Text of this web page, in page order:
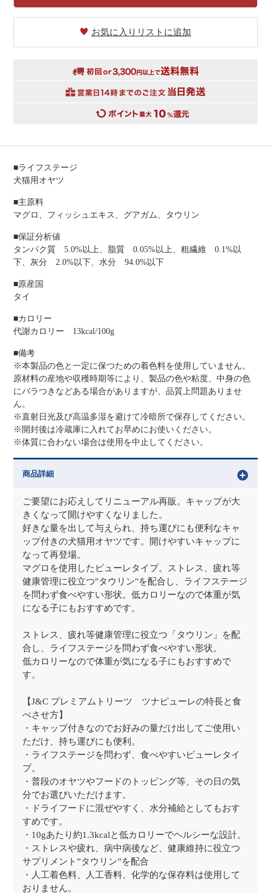
お気に入りリストに追加
■ライフステージ
犬猫用オヤツ
■主原料
マグロ、フィッシュエキス、グアガム、タウリン
■保証分析値
タンパク質 5.0%以上、脂質 0.05%以上、粗繊維 0.1%以
下、灰分 2.0%以下、水分 94.0%以下
■原産国
タイ
■カロリー
代謝カロリー 13kcal/100g
■備考
※本製品の色と一定に保つための着色料を使用していません。
原材料の産地や収穫時期等により、製品の色や粘度、中身の色
にバラつきなどある場合がありますが、品質上問題ありませ
ん。
※直射日光及び高温多湿を避けて冷暗所で保存してください。
※開封後は冷蔵庫に入れてお早めにお使いください。
※体質に合わない場合は使用を中止してください。
商品詳細
ご要望にお応えしてリニューアル再販。キャップが大
きくなって開けやすくなりました。
好きな量を出して与えられ、持ち運びにも便利なキャ
ップ付きの犬猫用オヤツです。開けやすいキャップに
なって再登場。
マグロを使用したピューレタイプ。ストレス、疲れ等
健康管理に役立つ"タウリン"を配合し、ライフステージ
を問わず食べやすい形状。低カロリーなので体重が気
になる子にもおすすめです。
ストレス、疲れ等健康管理に役立つ「タウリン」を配
合し、ライフステージを問わず食べやすい形状。
低カロリーなので体重が気になる子にもおすすめで
す。
【J&C プレミアムトリーツ ツナピューレの特長と食
べさせ方】
・キャップ付きなのでお好みの量だけ出してご使用い
ただけ、持ち運びにも便利。
・ライフステージを問わず、食べやすいピューレタイ
プ。
・普段のオヤツやフードのトッピング等、その日の気
分でお選びいただけます。
・ドライフードに混ぜやすく、水分補給としてもおす
すめです。
・10gあたり約1.3kcalと低カロリーでヘルシーな設計。
・ストレスや疲れ、病中病後など、健康維持に役立つ
サプリメント”タウリン”を配合
・人工着色料、人工香料、化学的な保存料は使用して
おりません。